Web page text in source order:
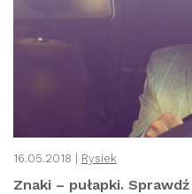
16.05.2018 | Rysiek
Znaki – pułapki.